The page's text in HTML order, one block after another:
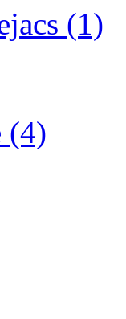
(1)
(4)